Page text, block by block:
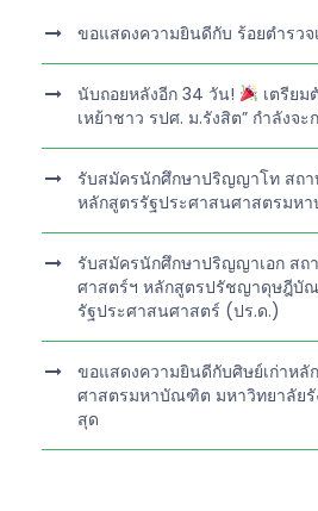
ขอแสดงความยินดีกับ ร้อยตำรว
นับถอยหลังอีก 34 วัน!
เตรียม
เหย้าชาว รปศ. ม.รังสิต” กำลังจะ
รับสมัครนักศึกษาปริญญาโท สถ
หลักสูตรรัฐประศาสนศาสตรมห
รับสมัครนักศึกษาปริญญาเอก สถ
ศาสตร์ฯ หลักสูตรปรัชญาดุษฎีบั
รัฐประศาสนศาสตร์ (ปร.ด.)
ขอแสดงความยินดีกับศิษย์เก่าหลั
ศาสตรมหาบัณฑิต มหาวิทยาลัยรั
สุด